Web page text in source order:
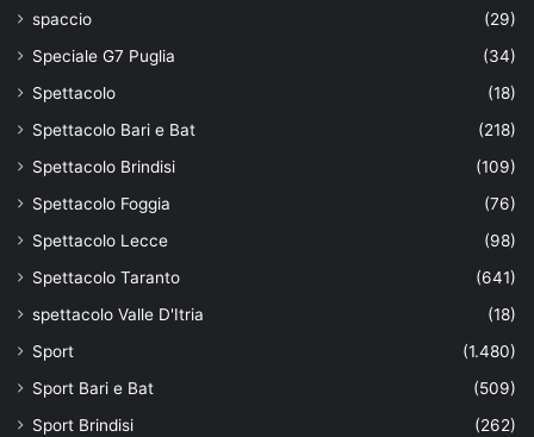
spaccio
(29)
Speciale G7 Puglia
(34)
Spettacolo
(18)
Spettacolo Bari e Bat
(218)
Spettacolo Brindisi
(109)
Spettacolo Foggia
(76)
Spettacolo Lecce
(98)
Spettacolo Taranto
(641)
spettacolo Valle D'Itria
(18)
Sport
(1.480)
Sport Bari e Bat
(509)
Sport Brindisi
(262)